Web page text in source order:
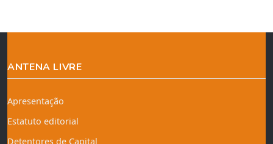
ANTENA LIVRE
Apresentação
Estatuto editorial
Detentores de Capital